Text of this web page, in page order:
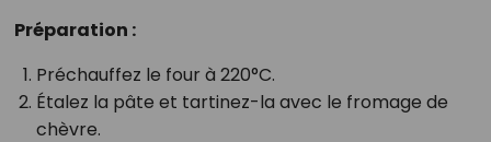
Préparation :
Préchauffez le four à 220°C.
Étalez la pâte et tartinez-la avec le fromage de
chèvre.